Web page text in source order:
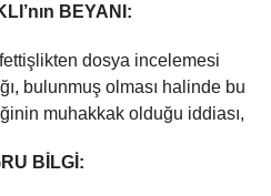
BEYANI:
dosya incelemesi
bulunmuş olması halinde bu
muhakkak olduğu iddiası,
BİLGİ: